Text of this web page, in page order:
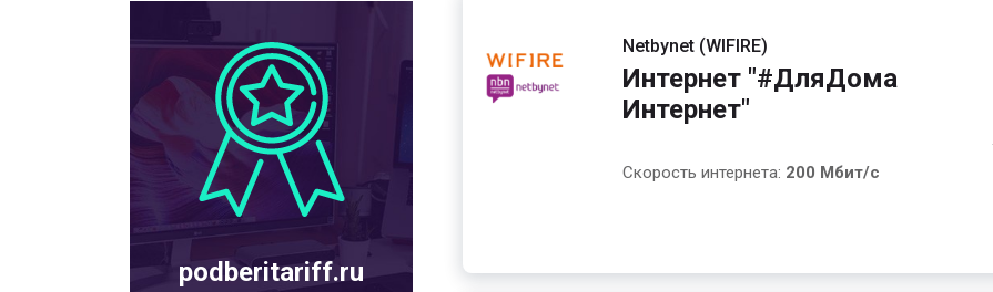
podberitariff.ru
Netbynet (WIFIRE)
Интернет "#ДляДома
Интернет"
Скорость интернета: 200 Мбит/с